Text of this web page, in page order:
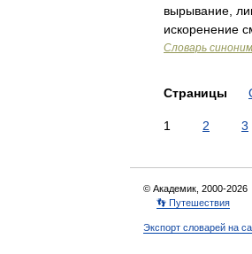
вырывание,
искоренение
Словарь
Страницы
1 2 3
© Академик, 2000-2026
👣 Путешествия
Экспорт словарей на